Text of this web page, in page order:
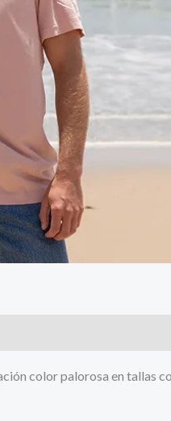
color palorosa en tallas